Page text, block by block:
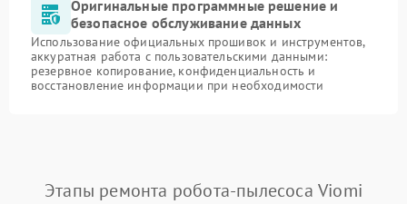
Оригинальные программные решение и
безопасное обслуживание данных
Использование официальных прошивок и инструментов,
аккуратная работа с пользовательскими данными:
резервное копирование, конфиденциальность и
восстановление информации при необходимости
Этапы ремонта робота-пылесоса Viomi